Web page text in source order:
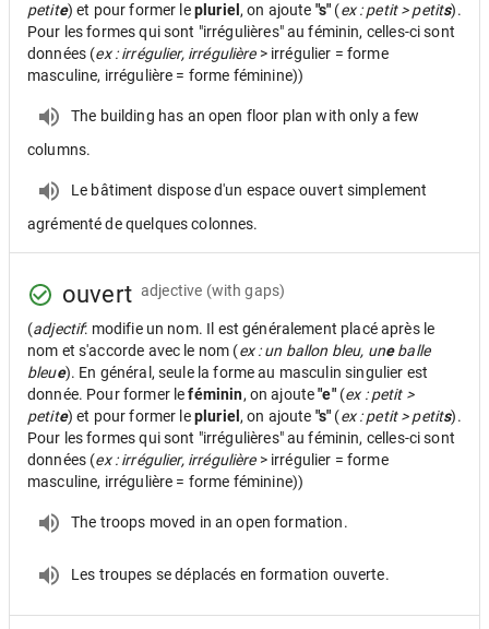
petite) et pour former lepluriel , on ajoute "s" (ex : petit > petits).
Pour les formes qui sont "irrégulières" au féminin, celles-ci sont
données (ex : irrégulier, irrégulière> irrégulier = forme
masculine, irrégulière = forme féminine))
The building has an open floor plan with only a few
columns.
Le bâtiment dispose d'un espace ouvert simplement
agrémenté de quelques colonnes.
ouvert adjective (with gaps)
(adjectif: modifie un nom. Il est généralement placé après le
nom et s'accorde avec le nom (ex : un ballon bleu, uneballe
bleue). En général, seule la forme au masculin singulier est
donnée. Pour former leféminin, on ajoute"e"(ex : petit >
petite) et pour former lepluriel , on ajoute "s" (ex : petit > petits).
Pour les formes qui sont "irrégulières" au féminin, celles-ci sont
données (ex : irrégulier, irrégulière> irrégulier = forme
masculine, irrégulière = forme féminine))
The troops moved in an open formation.
Les troupes se déplacés en formation ouverte.